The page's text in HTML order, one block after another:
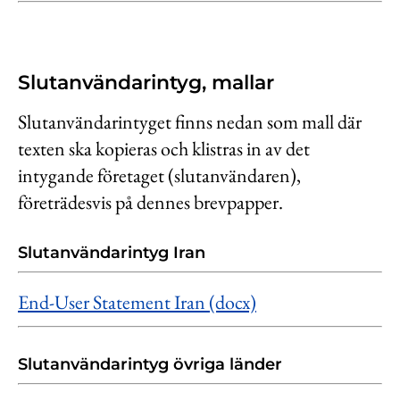
Slutanvändarintyg, mallar
Slutanvändarintyget finns nedan som mall där
texten ska kopieras och klistras in av det
intygande företaget (slutanvändaren),
företrädesvis på dennes brevpapper.
Slutanvändarintyg Iran
End-User Statement Iran (docx)
Slutanvändarintyg övriga länder